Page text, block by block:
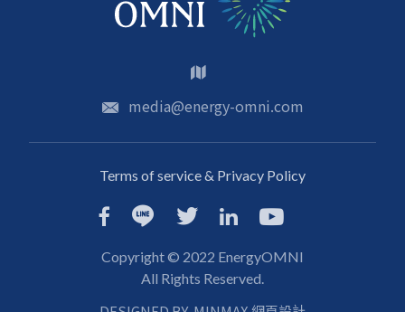
media@energy-omni.com
Terms of service & Privacy Policy
Copyright © 2022 EnergyOMNI
All Rights Reserved.